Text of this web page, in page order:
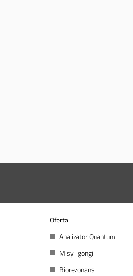
Oferta
Analizator Quantum
Misy i gongi
Biorezonans